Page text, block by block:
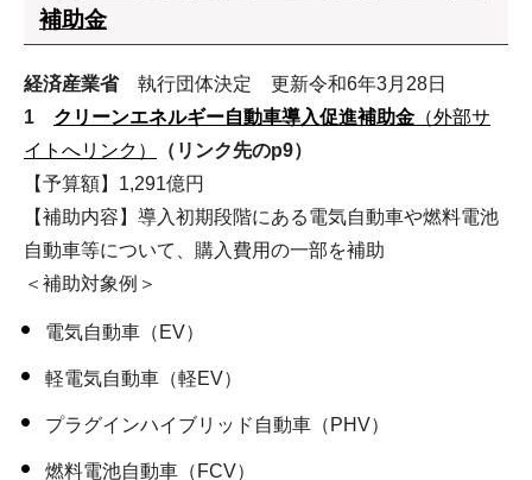
補助金
経済産業省執行団体決定 更新令和6年3月28日
1 クリーンエネルギー自動車導入促進補助金 （外部サ
イトへリンク）
（リンク先のp9）
【予算額】1,291億円
【補助内容】導入初期段階にある電気自動車や燃料電池
自動車等について、購入費用の一部を補助
＜補助対象例＞
電気自動車（EV）
軽電気自動車（軽EV）
プラグインハイブリッド自動車（PHV）
燃料電池自動車（FCV）